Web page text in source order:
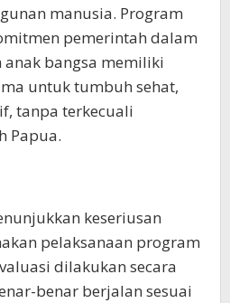
manusia. Program
pemerintah dalam
bangsa memiliki
untuk tumbuh sehat,
tanpa terkecuali
Papua.
keseriusan
pelaksanaan program
dilakukan secara
benar berjalan sesuai